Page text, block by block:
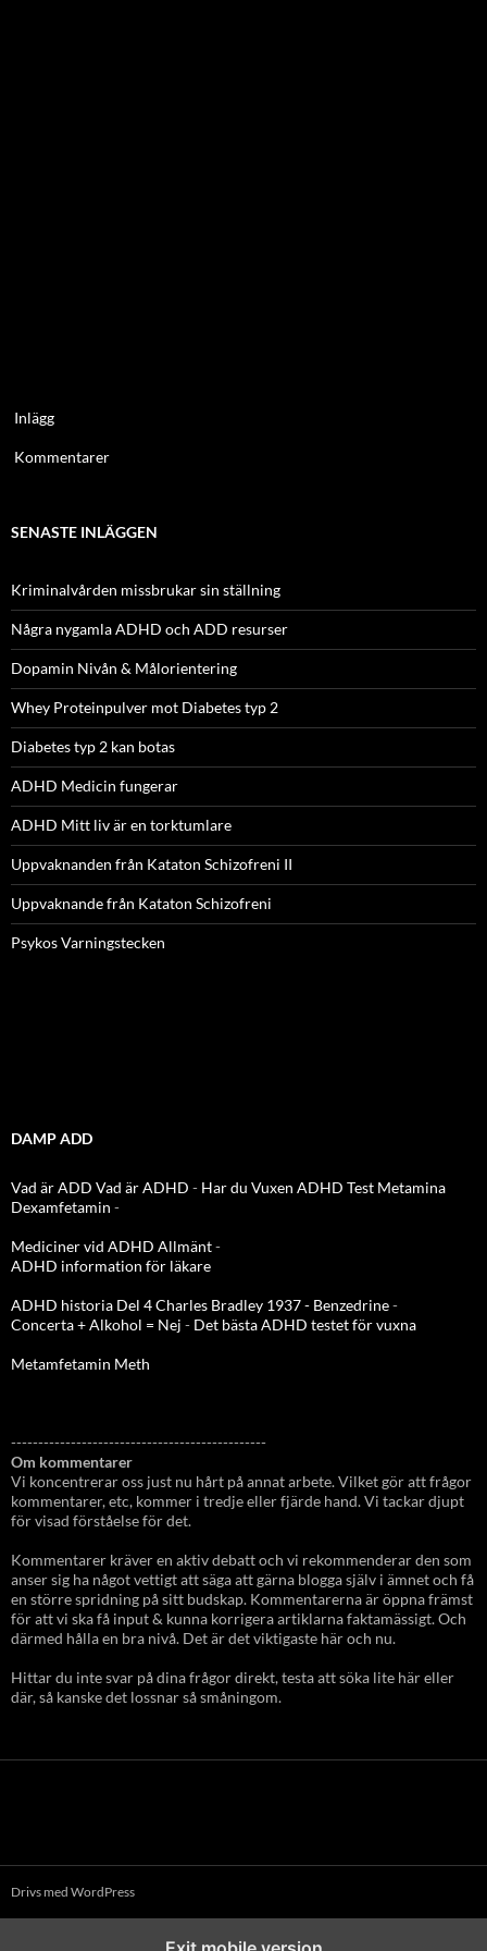
Inlägg
Kommentarer
SENASTE INLÄGGEN
Kriminalvården missbrukar sin ställning
Några nygamla ADHD och ADD resurser
Dopamin Nivån & Målorientering
Whey Proteinpulver mot Diabetes typ 2
Diabetes typ 2 kan botas
ADHD Medicin fungerar
ADHD Mitt liv är en torktumlare
Uppvaknanden från Kataton Schizofreni II
Uppvaknande från Kataton Schizofreni
Psykos Varningstecken
DAMP ADD
Vad är ADD Vad är ADHD - Har du Vuxen ADHD Test Metamina
Dexamfetamin -
Mediciner vid ADHD Allmänt-
ADHD information för läkare
ADHD historia Del 4 Charles Bradley 1937 - Benzedrine-
Concerta + Alkohol = Nej - Det bästa ADHD testet för vuxna
Metamfetamin Meth
-----------------------------------------------
Om kommentarer
Vi koncentrerar oss just nu hårt på annat arbete. Vilket gör att frågor
kommentarer, etc, kommer i tredje eller fjärde hand. Vi tackar djupt
för visad förståelse för det.
Kommentarer kräver en aktiv debatt och vi rekommenderar den som
anser sig ha något vettigt att säga att gärna blogga själv i ämnet och få
en större spridning på sitt budskap. Kommentarerna är öppna främst
för att vi ska få input & kunna korrigera artiklarna faktamässigt. Och
därmed hålla en bra nivå. Det är det viktigaste här och nu.
Hittar du inte svar på dina frågor direkt, testa att söka lite här eller
där, så kanske det lossnar så småningom.
Drivs med WordPress